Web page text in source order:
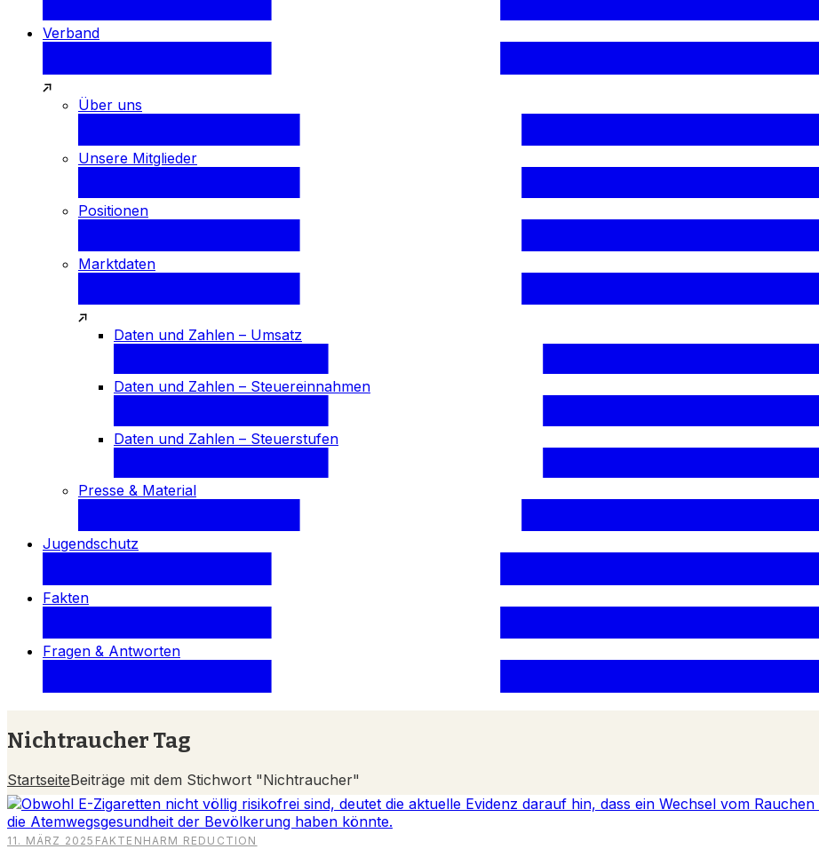
Verband
Über uns
Unsere Mitglieder
Positionen
Marktdaten
Daten und Zahlen – Umsatz
Daten und Zahlen – Steuereinnahmen
Daten und Zahlen – Steuerstufen
Presse & Material
Jugendschutz
Fakten
Fragen & Antworten
Nichtraucher Tag
StartseiteBeiträge mit dem Stichwort "Nichtraucher"
11. MÄRZ 2025 FAKTEN HARM REDUCTION